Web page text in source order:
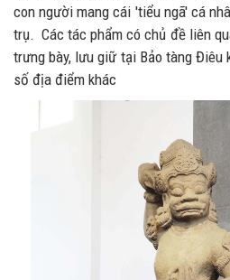
con người mang cái 'tiểu ngã' cá
trụ. Các tác phẩm có chủ đề liên
trưng bày, lưu giữ tại Bảo tàng Điêu
số địa điểm khác